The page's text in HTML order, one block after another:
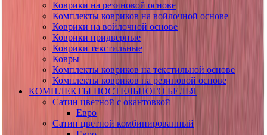
Коврики на резиновой основе
Комплекты ковриков на войлочной основе
Коврики на войлочной основе
Коврики придверные
Коврики текстильные
Ковры
Комплекты ковриков на текстильной основе
Комплекты ковриков на резиновой основе
КОМПЛЕКТЫ ПОСТЕЛЬНОГО БЕЛЬЯ
Сатин цветной с окантовкой
Евро
Сатин цветной комбинированный